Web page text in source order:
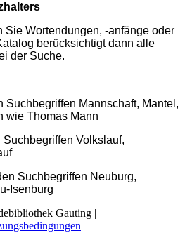
Sie Wortendungen, -anfänge oder
berücksichtigt dann alle
der Suche.
Suchbegriffen Mannschaft, Mantel,
wie Thomas Mann
Suchbegriffen Volkslauf,
Suchbegriffen Neuburg,
Isenburg
Gauting |